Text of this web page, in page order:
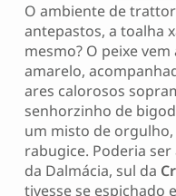
O ambiente de
antepastos, a toalha
mesmo? O peixe
amarelo,
ares calorosos
senhorzinho de
um misto de
rabugice. Poderia ser
da Dalmácia, sul da
tivesse se espichado